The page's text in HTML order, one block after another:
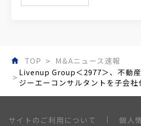
TOP
M&Aニュース速報
Livenup Group＜2977＞、不動
ジーエーコンサルタントを子会社
サイトのご利用について
個人